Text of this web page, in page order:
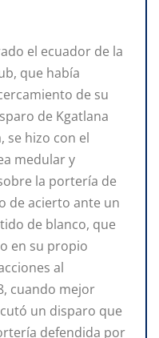
el ecuador de la
que había
de su
de Kgatlana
se hizo con el
medular y
la portería de
de acierto ante un
de blanco, que
en su propio
al
cuando mejor
un disparo que
defendida por